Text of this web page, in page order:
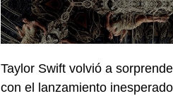
Taylor Swift volvió a
con el lanzamiento